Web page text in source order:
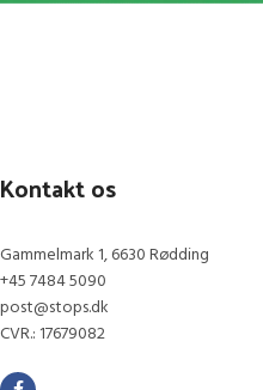
Kontakt os
Gammelmark 1, 6630 Rødding
+45 7484 5090
post@stops.dk
CVR.: 17679082